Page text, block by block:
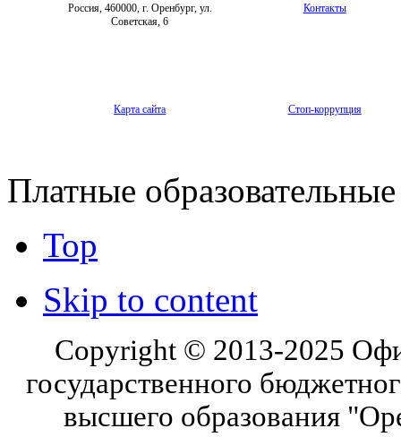
Россия, 460000, г. Оренбург, ул.
Советская, 6
Контакты
Карта сайта Стоп-коррупция
Платные
Top
Skip to content
Copyright © 2013-2025
государственного
высшего образования